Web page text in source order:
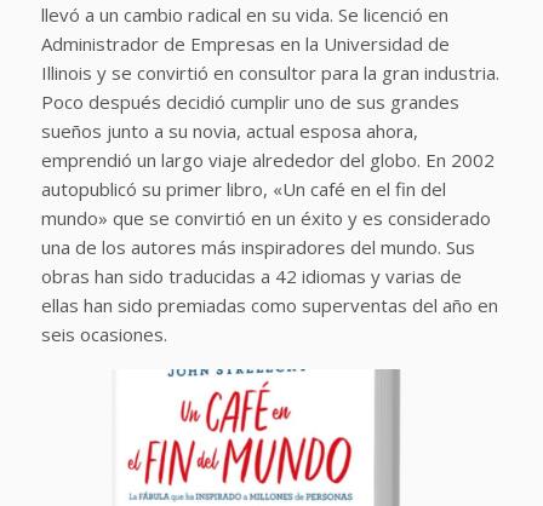
llevó a un cambio radical en su vida. Se licenció en
Administrador de Empresas en la Universidad de
Illinois y se convirtió en consultor para la gran industria.
Poco después decidió cumplir uno de sus grandes
sueños junto a su novia, actual esposa ahora,
emprendió un largo viaje alrededor del globo. En 2002
autopublicó su primer libro, «Un café en el fin del
mundo» que se convirtió en un éxito y es considerado
una de los autores más inspiradores del mundo. Sus
obras han sido traducidas a 42 idiomas y varias de
ellas han sido premiadas como superventas del año en
seis ocasiones.